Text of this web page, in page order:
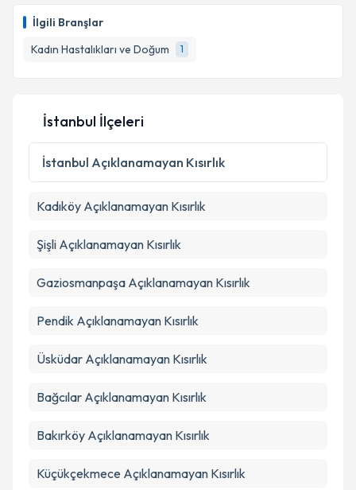
İlgili Branşlar
Kadın Hastalıkları ve Doğum
1
takvim hazırlandığında e-posta ile bilgilendireceğiz.
Kişisel verilerimin işlenmesine ilişkinAydınlatma
Metni
'ni okudum ve kişisel verilerimin belirtilen
kapsamda işlenmesini kabul ediyorum.
İstanbul İlçeleri
İstanbul Açıklanamayan Kısırlık
Kadıköy Açıklanamayan Kısırlık
Şişli Açıklanamayan Kısırlık
Gaziosmanpaşa Açıklanamayan Kısırlık
Pendik Açıklanamayan Kısırlık
Üsküdar Açıklanamayan Kısırlık
Bağcılar Açıklanamayan Kısırlık
Bakırköy Açıklanamayan Kısırlık
Küçükçekmece Açıklanamayan Kısırlık